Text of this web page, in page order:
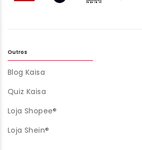
Outros
Blog Kaisa
Quiz Kaisa
Loja Shopee®
Loja Shein®